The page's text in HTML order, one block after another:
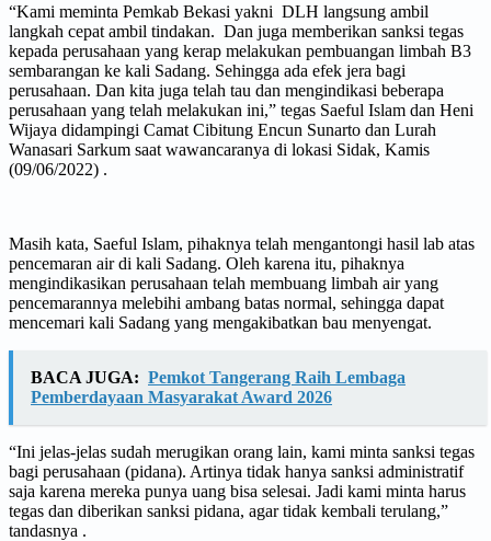
“Kami meminta Pemkab Bekasi yakni DLH langsung ambil
langkah cepat ambil tindakan. Dan juga memberikan sanksi tegas
kepada perusahaan yang kerap melakukan pembuangan limbah B3
sembarangan ke kali Sadang. Sehingga ada efek jera bagi
perusahaan. Dan kita juga telah tau dan mengindikasi beberapa
perusahaan yang telah melakukan ini,” tegas Saeful Islam dan Heni
Wijaya didampingi Camat Cibitung Encun Sunarto dan Lurah
Wanasari Sarkum saat wawancaranya di lokasi Sidak, Kamis
(09/06/2022) .
Masih kata, Saeful Islam, pihaknya telah mengantongi hasil lab atas
pencemaran air di kali Sadang. Oleh karena itu, pihaknya
mengindikasikan perusahaan telah membuang limbah air yang
pencemarannya melebihi ambang batas normal, sehingga dapat
mencemari kali Sadang yang mengakibatkan bau menyengat.
BACA JUGA: Pemkot Tangerang Raih Lembaga
Pemberdayaan Masyarakat Award 2026
“Ini jelas-jelas sudah merugikan orang lain, kami minta sanksi tegas
bagi perusahaan (pidana). Artinya tidak hanya sanksi administratif
saja karena mereka punya uang bisa selesai. Jadi kami minta harus
tegas dan diberikan sanksi pidana, agar tidak kembali terulang,”
tandasnya .